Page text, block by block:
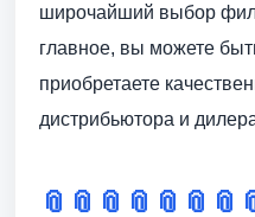
широчайший выбор
главное, вы можете
приобретаете
дистрибьютора и
📎 📎 📎 📎 📎 📎 📎